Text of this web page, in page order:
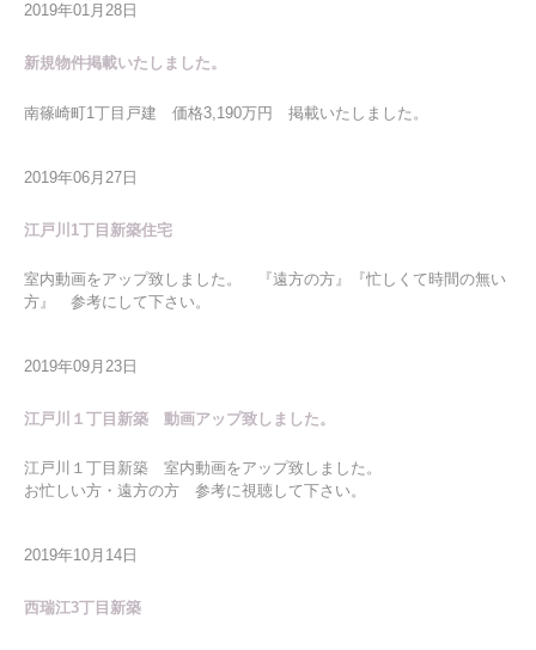
2019年01月28日
新規物件掲載いたしました。
南篠崎町1丁目戸建 価格3,190万円 掲載いたしました。
2019年06月27日
江戸川1丁目新築住宅
室内動画をアップ致しました。 『遠方の方』『忙しくて時間の無い
方』 参考にして下さい。
2019年09月23日
江戸川１丁目新築 動画アップ致しました。
江戸川１丁目新築 室内動画をアップ致しました。
お忙しい方・遠方の方 参考に視聴して下さい。
2019年10月14日
西瑞江3丁目新築